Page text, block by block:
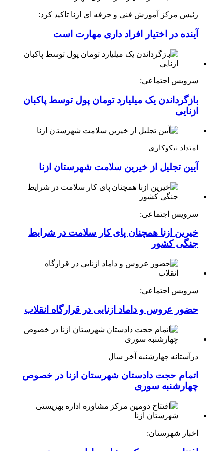
رئیس مرکز آموزش فنی و حرفه ای ازنا تاکید کرد:
آینده در اختیار افراد داری مهارت است
سرویس اجتماعی:
بازگرداندن یک میلیارد تومان پول توسط پاکبان
ازنایی
امتداد نیکوکاری
آیین تجلیل از خیرین سلامت شهرستان ازنا
سرویس اجتماعی:
خیرین ازنا همچنان پای کار سلامت در شرایط
جنگی کشور
سرویس اجتماعی:
حضور عروس و داماد ازنایی در قرارگاه انقلاب
درآستانه چهارشنبه آخر سال
اتمام حجت دادستان شهرستان ازنا در خصوص
چهارشنبه ‌سوری
اخبار شهرستان: